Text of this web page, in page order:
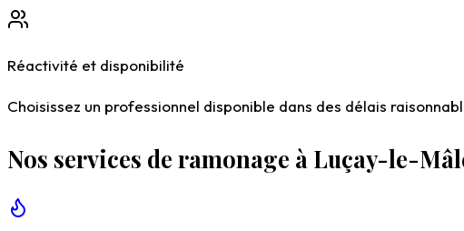
Réactivité et disponibilité
Choisissez un professionnel disponible dans des délais
Nos services de ramonage à Luçay-le-